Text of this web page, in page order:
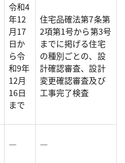
令和4
年12
月17
日か
ら令
和9年
12月
16日
まで
住宅品確法第7条第
2項第1号から第3号
までに掲げる住宅
の種別ごとの、設
計確認審査、設計
変更確認審査及び
工事完了検査
― ―